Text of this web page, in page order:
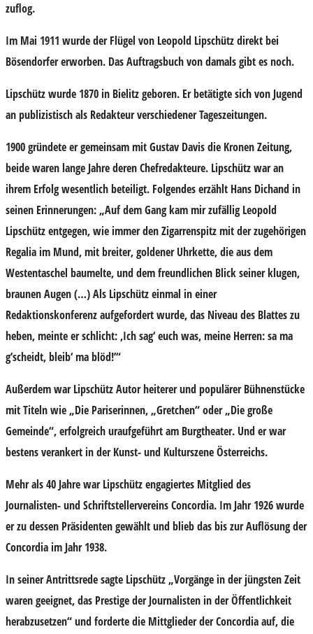
zuflog.
Im Mai 1911 wurde der Flügel von Leopold Lipschütz direkt bei
Bösendorfer erworben. Das Auftragsbuch von damals gibt es noch.
Lipschütz wurde 1870 in Bielitz geboren. Er betätigte sich von Jugend
an publizistisch als Redakteur verschiedener Tageszeitungen.
1900 gründete er gemeinsam mit Gustav Davis die Kronen Zeitung,
beide waren lange Jahre deren Chefredakteure. Lipschütz war an
ihrem Erfolg wesentlich beteiligt. Folgendes erzählt Hans Dichand in
seinen Erinnerungen: „Auf dem Gang kam mir zufällig Leopold
Lipschütz entgegen, wie immer den Zigarrenspitz mit der zugehörigen
Regalia im Mund, mit breiter, goldener Uhrkette, die aus dem
Westentaschel baumelte, und dem freundlichen Blick seiner klugen,
braunen Augen (…) Als Lipschütz einmal in einer
Redaktionskonferenz aufgefordert wurde, das Niveau des Blattes zu
heben, meinte er schlicht: ,Ich sag‘ euch was, meine Herren: sa ma
g’scheidt, bleib‘ ma blöd!’“
Außerdem war Lipschütz Autor heiterer und populärer Bühnenstücke
mit Titeln wie „Die Pariserinnen, „Gretchen“ oder „Die große
Gemeinde“, erfolgreich uraufgeführt am Burgtheater. Und er war
bestens verankert in der Kunst- und Kulturszene Österreichs.
Mehr als 40 Jahre war Lipschütz engagiertes Mitglied des
Journalisten- und Schriftstellervereins Concordia. Im Jahr 1926 wurde
er zu dessen Präsidenten gewählt und blieb das bis zur Auflösung der
Concordia im Jahr 1938.
In seiner Antrittsrede sagte Lipschütz „Vorgänge in der jüngsten Zeit
waren geeignet, das Prestige der Journalisten in der Öffentlichkeit
herabzusetzen“ und forderte die Mittglieder der Concordia auf, die